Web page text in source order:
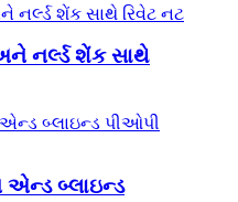
નર્લ્ડ શેંક સાથે
બ્લાઇન્ડ